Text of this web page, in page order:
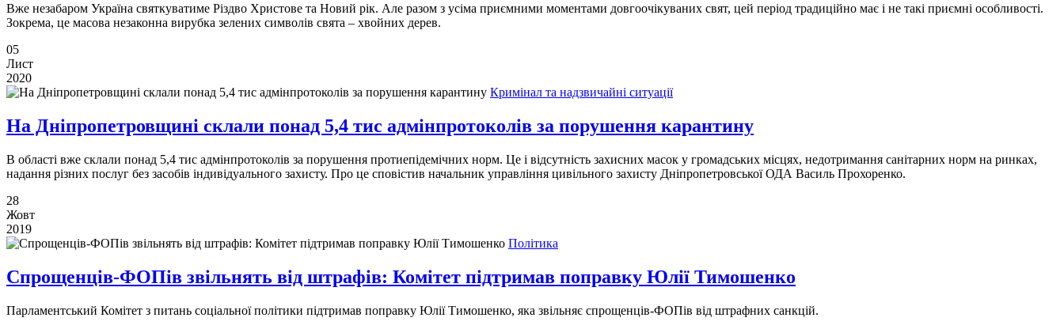
Вже незабаром Україна святкуватиме Різдво Христове та Новий рік. Але разом з усіма приємними моментами довгоочікуваних свят, цей період традиційно має і не такі приємні особливості.
Зокрема, це масова незаконна вирубка зелених символів свята – хвойних дерев.
05
Лист
2020
Кримінал та надзвичайні ситуації
На Дніпропетровщині склали понад 5,4 тис адмінпротоколів за порушення карантину
В області вже склали понад 5,4 тис адмінпротоколів за порушення протиепідемічних норм. Це і відсутність захисних масок у громадських місцях, недотримання санітарних норм на ринках,
надання різних послуг без засобів індивідуального захисту. Про це сповістив начальник управління цивільного захисту Дніпропетровської ОДА Василь Прохоренко.
28
Жовт
2019
Політика
Спрощенців-ФОПів звільнять від штрафів: Комітет підтримав поправку Юлії Тимошенко
Парламентський Комітет з питань соціальної політики підтримав поправку Юлії Тимошенко, яка звільняє спрощенців-ФОПів від штрафних санкцій.